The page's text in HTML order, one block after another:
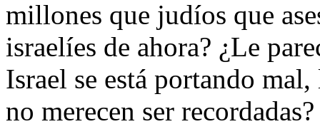
millones que judíos que
israelíes de ahora? ¿Le
Israel se está portando
no merecen ser recordadas?